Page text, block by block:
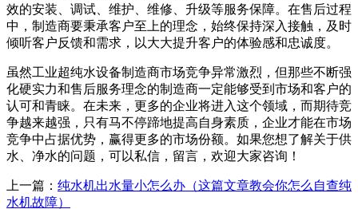
效的安装、调试、维护、维修、升级等服务保障。在售后过程
中，制造商要秉承客户至上的理念，始终保持深入接触，及时
倾听客户反馈和需求，以大大提升客户的体验感和忠诚度。
虽然工业超纯水设备制造商市场竞争异常激烈，但那些不断强
化硬实力和售后服务理念的制造商一定能够受到市场和客户的
认可和青睐。在未来，更多的企业将进入这个领域，而期待竞
争越来越强，只有马不停蹄地提高自身素质，企业才能在市场
竞争中占据优势，赢得更多的市场份额。如果您想了解关于供
水、净水的问题，可以私信，留言，欢迎大家咨询！
上一篇： 纯水机出水量小怎么办（这篇文章教会你怎么自查纯
水机故障）